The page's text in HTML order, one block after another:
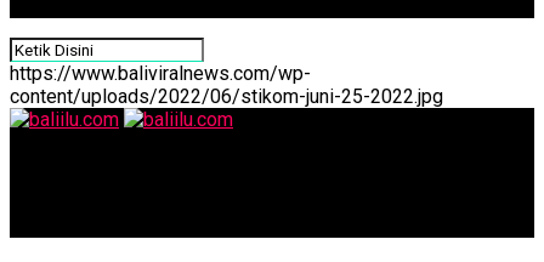
https://www.baliviralnews.com/wp-
content/uploads/2022/06/stikom-juni-25-2022.jpg